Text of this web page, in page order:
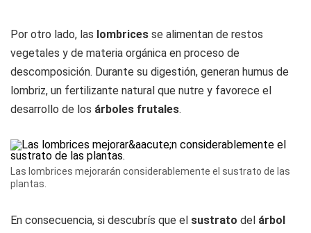
Por otro lado, las lombrices se alimentan de restos
vegetales y de materia orgánica en proceso de
descomposición. Durante su digestión, generan humus de
lombriz, un fertilizante natural que nutre y favorece el
desarrollo de los árboles frutales.
Las lombrices mejorarán considerablemente el sustrato de las
plantas.
En consecuencia, si descubrís que el sustrato del árbol